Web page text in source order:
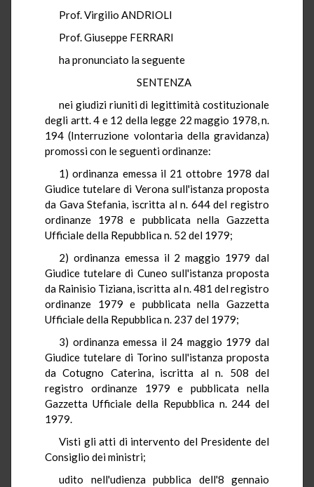
Prof. Virgilio ANDRIOLI
Prof. Giuseppe FERRARI
ha pronunciato la seguente
SENTENZA
nei giudizi riuniti di legittimità costituzionale
degli artt. 4 e 12 della legge 22 maggio 1978, n.
194 (Interruzione volontaria della gravidanza)
promossi con le seguenti ordinanze:
1) ordinanza emessa il 21 ottobre 1978 dal
Giudice tutelare di Verona sull'istanza proposta
da Gava Stefania, iscritta al n. 644 del registro
ordinanze 1978 e pubblicata nella Gazzetta
Ufficiale della Repubblica n. 52 del 1979;
2) ordinanza emessa il 2 maggio 1979 dal
Giudice tutelare di Cuneo sull'istanza proposta
da Rainisio Tiziana, iscritta al n. 481 del registro
ordinanze 1979 e pubblicata nella Gazzetta
Ufficiale della Repubblica n. 237 del 1979;
3) ordinanza emessa il 24 maggio 1979 dal
Giudice tutelare di Torino sull'istanza proposta
da Cotugno Caterina, iscritta al n. 508 del
registro ordinanze 1979 e pubblicata nella
Gazzetta Ufficiale della Repubblica n. 244 del
1979.
Visti gli atti di intervento del Presidente del
Consiglio dei ministri;
udito nell'udienza pubblica dell'8 gennaio